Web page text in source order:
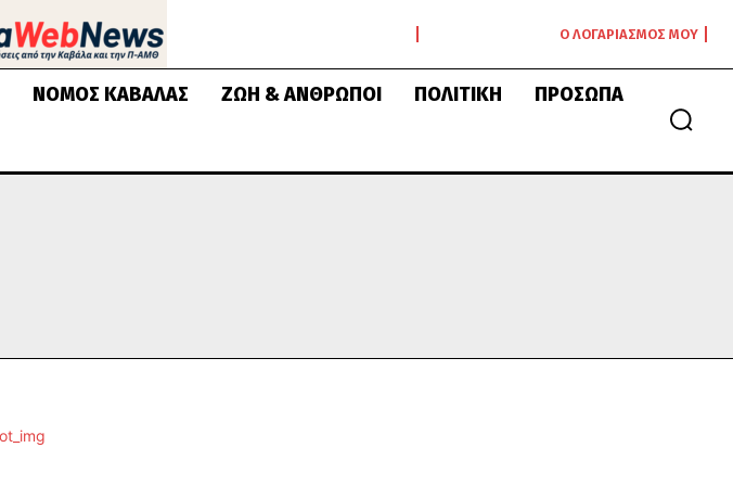
Ο ΛΟΓΑΡΙΑΣΜΌΣ ΜΟΥ
ΝΟΜΌΣ ΚΑΒΆΛΑΣ ΖΩΉ & ΆΝΘΡΩΠΟΙ ΠΟΛΙΤΙΚΉ ΠΡΌΣΩΠΑ